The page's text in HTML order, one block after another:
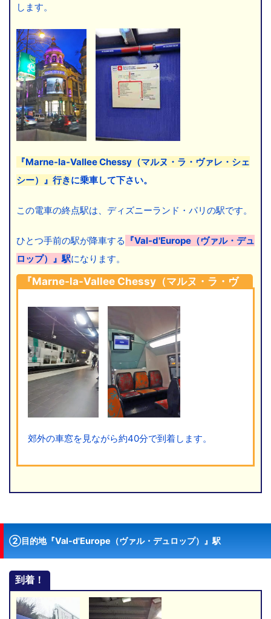
します。
『Marne-la-Vallee Chessy（マルヌ・ラ・ヴァレ・シェ
シー）』行きに乗車して下さい。
この電車の終点駅は、ディズニーランド・パリの駅です。
ひとつ手前の駅が降車する 『Val-d'Europe（ヴァル・デュ
ロップ）』駅になります。
『Marne-la-Vallee Chessy（マルヌ・ラ・ヴ
郊外の車窓を見ながら約40分で到着します。
②目的地『Val-d'Europe（ヴァル・デュロップ）』駅
到着！